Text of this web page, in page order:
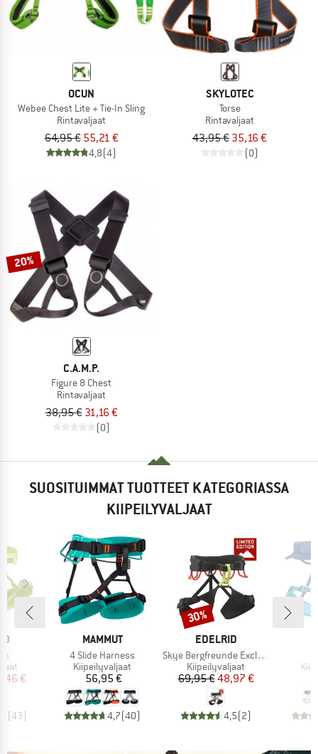
OCUN
Webee Chest Lite + Tie-In Sling
Rintavaljaat
64,95 € 55,21 €
4,8(4)
SKYLOTEC
Torse
Rintavaljaat
43,95 € 35,16 €
(0)
20%
C.A.M.P.
Figure 8 Chest
Rintavaljaat
38,95 € 31,16 €
(0)
SUOSITUIMMAT TUOTTEET KATEGORIASSA
KIIPEILYVALJAAT
hinta
€
(43)
MERKKI
MAMMUT
Tuote
4 Slide Harness
Tuoteryhmä
Kiipeilyvaljaat
Hinta
56,95 €
4,7(40)
MERKKI
EDELRID
Tuote
Skye Bergfreunde Exclusive
Tuoteryhmä
Kiipeilyvaljaat
Hinta
69,95 €Alennettu hinta
48,97 €
4,5(2)
Alennus
30%